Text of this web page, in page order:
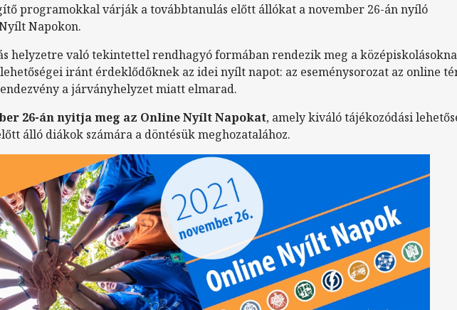
programokkal várják a továbbtanulás előtt állókat a november 26-án nyíló
Napokon.
helyzetre való tekintettel rendhagyó formában rendezik meg a
iránt érdeklődőknek az idei nyílt napot: az eseménysorozat az online
a járványhelyzet miatt elmarad.
26-án nyitja meg az Online Nyílt Napokat, amely kiváló tájékozódási
álló diákok számára a döntésük meghozatalához.